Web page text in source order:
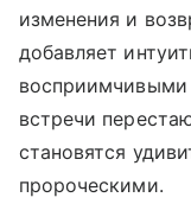
изменения и
добавляет
встречи
становятся
пророческими.